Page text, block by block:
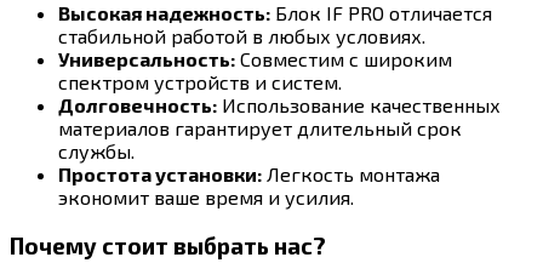
Высокая надежность: Блок IF PRO отличается
стабильной работой в любых условиях.
Универсальность: Совместим с широким
спектром устройств и систем.
Долговечность: Использование качественных
материалов гарантирует длительный срок
службы.
Простота установки: Легкость монтажа
экономит ваше время и усилия.
Почему стоит выбрать нас?